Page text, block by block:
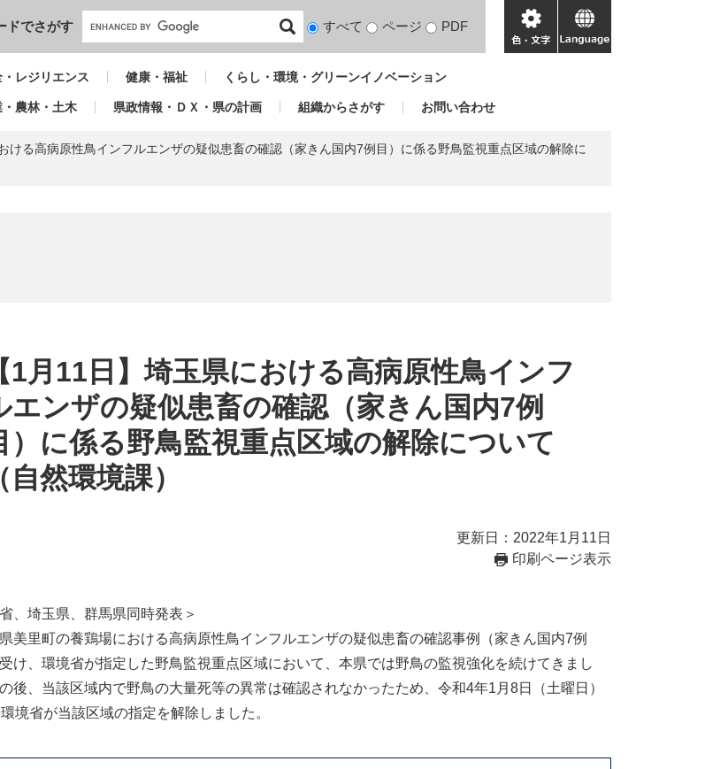
本文へ
ドでさがす
検
対
すべて ページ PDF
色・
文
language
レジリエンス 健康・福祉 くらし・環境・グリーンイノベーション
・農林・土木 県政情報・ＤＸ・県の計画 組織からさがす お問い合わせ
ける高病原性鳥インフルエンザの疑似患畜の確認（家きん国内7例目）に係る野鳥監視重点区域の解除に
【1月11日】埼玉県における高病原性鳥インフ
エンザの疑似患畜の確認（家きん国内7例
）に係る野鳥監視重点区域の解除について
（自然環境課）
更新日：2022年1月11日
印刷ページ表示
、埼玉県、群馬県同時発表＞
美里町の養鶏場における高病原性鳥インフルエンザの疑似患畜の確認事例（家きん国内7例
け、環境省が指定した野鳥監視重点区域において、本県では野鳥の監視強化を続けてきまし
後、当該区域内で野鳥の大量死等の異常は確認されなかったため、令和4年1月8日（土曜日）
境省が当該区域の指定を解除しました。